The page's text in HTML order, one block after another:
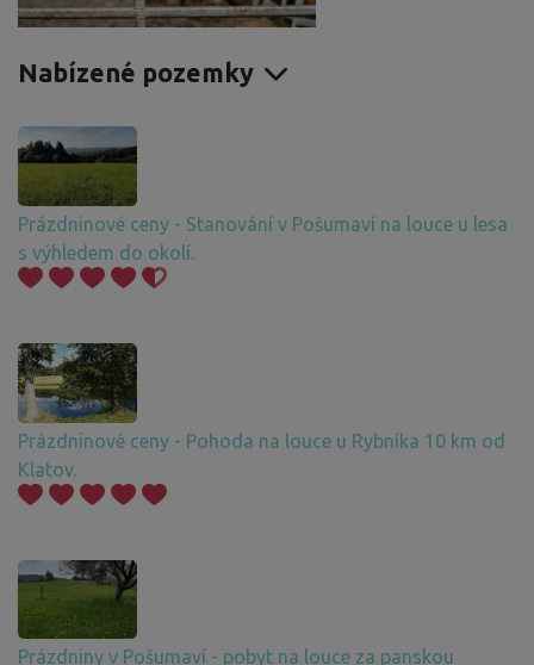
Nabízené pozemky
Prázdninové ceny - Stanování v Pošumaví na louce u lesa
s výhledem do okolí.
Prázdninové ceny - Pohoda na louce u Rybníka 10 km od
Klatov.
Prázdniny v Pošumaví - pobyt na louce za panskou